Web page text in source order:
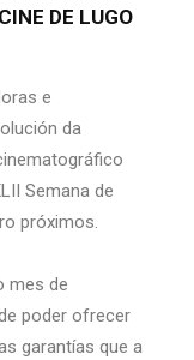
DE LUGO
e
da
Semana de
próximos.
mes de
poder ofrecer
garantías que a